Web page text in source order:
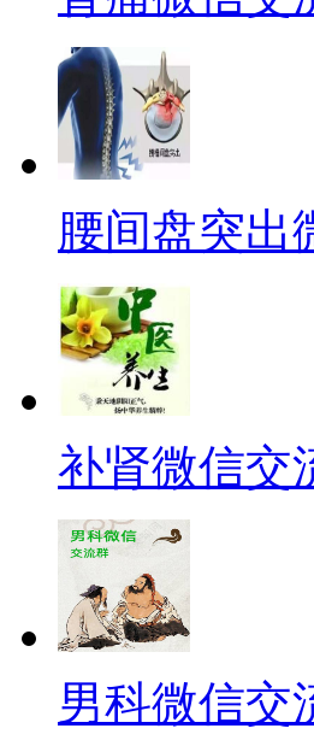
腰间盘突出
补肾微信交
男科微信交